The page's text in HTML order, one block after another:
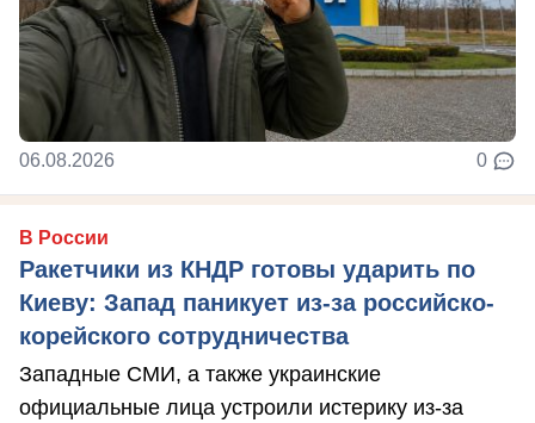
06.08.2026 0
В России
Ракетчики из КНДР готовы ударить по
Киеву: Запад паникует из-за российско-
корейского сотрудничества
Западные СМИ, а также украинские
официальные лица устроили истерику из-за